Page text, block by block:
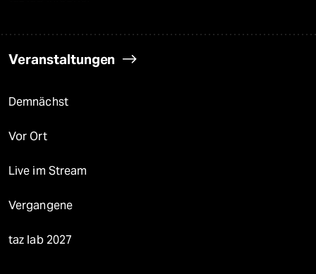
Veranstaltungen
Demnächst
Vor Ort
Live im Stream
Vergangene
taz lab 2027